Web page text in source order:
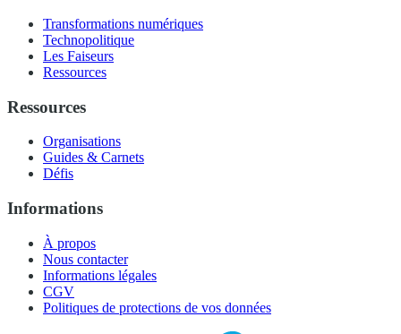
Transformations numériques
Technopolitique
Les Faiseurs
Ressources
Ressources
Organisations
Guides & Carnets
Défis
Informations
À propos
Nous contacter
Informations légales
CGV
Politiques de protections de vos données